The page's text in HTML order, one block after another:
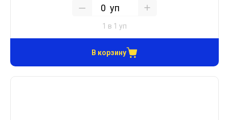
уп
1 в 1 уп
В корзину